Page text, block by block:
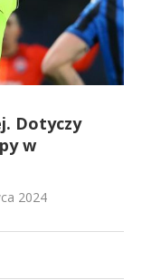
Dotyczy
w
2024